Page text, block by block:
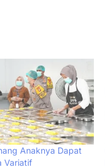
Anaknya Dapat
Variatif